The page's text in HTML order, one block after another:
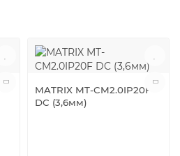
MATRIX MT-CM2.0IP20F
DC (3,6мм)